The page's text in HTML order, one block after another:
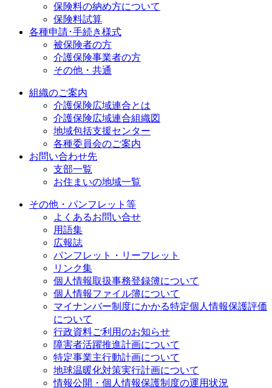
保険料の納め方について
保険料試算
各種申請･手続き様式
被保険者の方
介護保険事業者の方
その他・共通
組織のご案内
介護保険広域連合とは
介護保険広域連合組織図
地域包括支援センター
各種委員会のご案内
お問い合わせ先
支部一覧
お住まいの地域一覧
その他・パンフレット等
よくあるお問い合せ
用語集
広報誌
パンフレット・リーフレット
リンク集
個人情報取扱事務登録簿について
個人情報ファイル簿について
マイナンバー制度にかかる特定個人情報保護評価
について
行政資料ご利用のお知らせ
障害者活躍推進計画について
特定事業主行動計画について
地球温暖化対策実行計画について
情報公開・個人情報保護制度の運用状況